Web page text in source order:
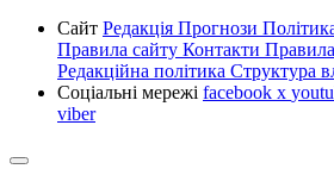
Сайт Редакція Прогнози
Правила сайту Контакти
Редакційна політика Структура
Соціальні мережі facebook x
viber